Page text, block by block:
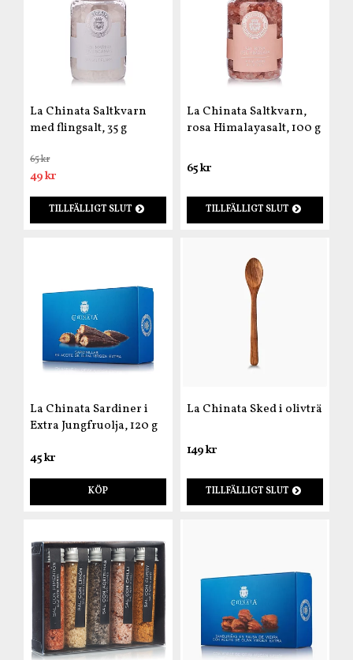
La Chinata Saltkvarn
med flingsalt, 35 g
65 kr
49 kr
TILLFÄLLIGT SLUT
La Chinata Saltkvarn,
rosa Himalayasalt, 100 g
65 kr
TILLFÄLLIGT SLUT
La Chinata Sardiner i
Extra Jungfruolja, 120 g
45 kr
KÖP
La Chinata Sked i olivträ
149 kr
TILLFÄLLIGT SLUT